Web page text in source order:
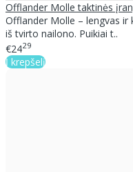
Offlander Molle taktinės
Offlander Molle – lengvas
iš tvirto nailono. Puikiai t..
€2429
Į krepšelį